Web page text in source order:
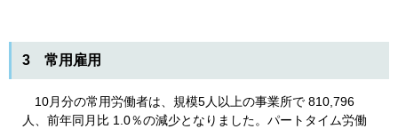
3 常用雇用​
10月分の常用労働者は、規模5人以上の事業所で 810,796
人、前年同月比 1.0％の減少となりました。パートタイム労働